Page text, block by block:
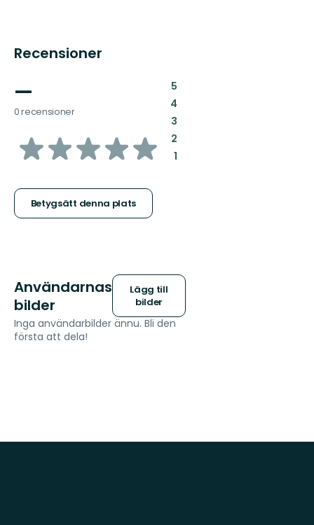
Recensioner
—
0 recensioner
av
stjärnor
Betygsätt denna plats
5:
4:
3:
2:
1:
Användarnas
bilder
Lägg till
bilder
Inga användarbilder ännu. Bli den
första att dela!